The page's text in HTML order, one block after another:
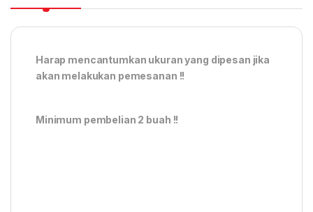
Harap mencantumkan ukuran yang dipesan jika
akan melakukan pemesanan !!
Minimum pembelian 2 buah !!